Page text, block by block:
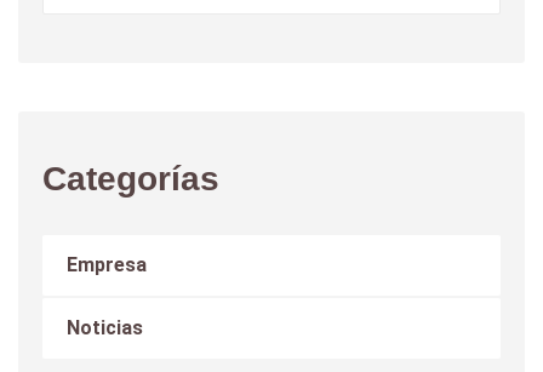
Categorías
Empresa
Noticias